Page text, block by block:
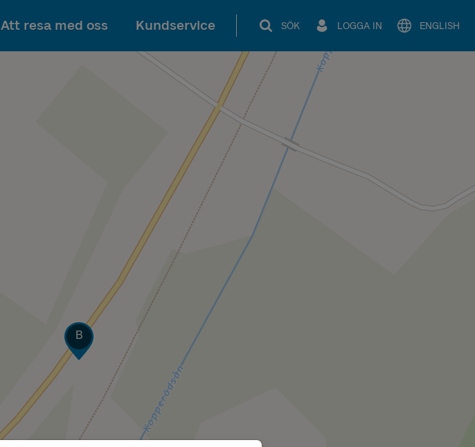
Till innehållet
Att resa med oss Kundservice SÖK LOGGA IN ENGLISH
Läge
B